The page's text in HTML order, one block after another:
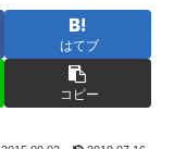
はてブ
コピー